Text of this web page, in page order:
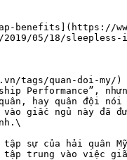
benefits](https://
2019/05/18/
quan-doi-my/)
hay quân đội
giấc ngủ này đã
tập sự của hải
tập trung vào việc